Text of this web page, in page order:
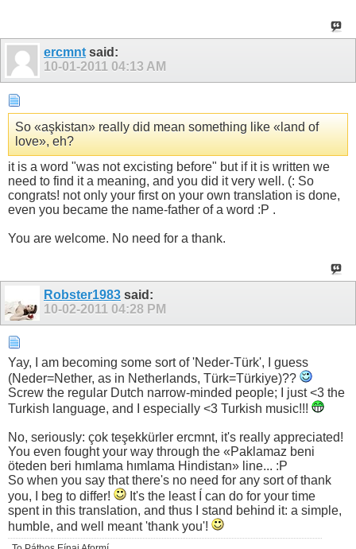
ercmnt said:
10-01-2011 04:13 AM
So «aşkistan» really did mean something like «land of
love», eh?
it is a word "was not excisting before" but if it is written we
need to find it a meaning, and you did it very well. (: So
congrats! not only your first on your own translation is done,
even you became the name-father of a word :P .
You are welcome. No need for a thank.
Robster1983 said:
10-02-2011 04:28 PM
Yay, I am becoming some sort of 'Neder-Türk', I guess
(Neder=Nether, as in Netherlands, Türk=Türkiye)??
Screw the regular Dutch narrow-minded people; I just <3 the
Turkish language, and I especially <3 Turkish music!!!
No, seriously: çok teşekkürler ercmnt, it's really appreciated!
You even fought your way through the «Paklamaz beni
öteden beri hımlama hımlama Hindistan» line... :P
So when you say that there's no need for any sort of thank
you, I beg to differ!
It's the least Í can do for your time
spent in this translation, and thus I stand behind it: a simple,
humble, and well meant 'thank you'!